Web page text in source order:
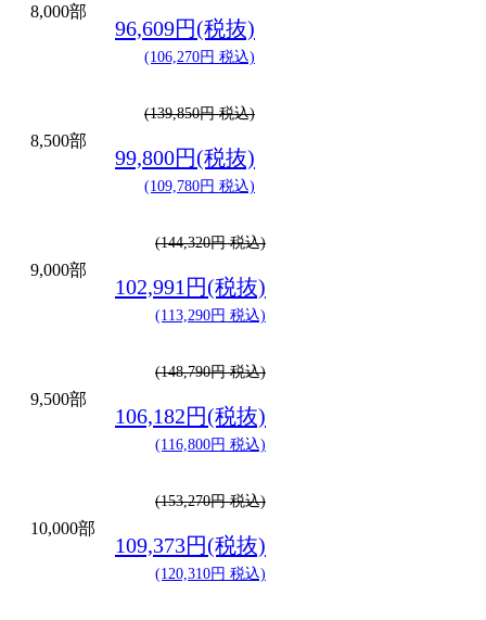
8,000部
96,609円(税抜)
(106,270円 税込)
8,500部
(139,850円 税込)
99,800円(税抜)
(109,780円 税込)
9,000部
(144,320円 税込)
102,991円(税抜)
(113,290円 税込)
9,500部
(148,790円 税込)
106,182円(税抜)
(116,800円 税込)
10,000部
(153,270円 税込)
109,373円(税抜)
(120,310円 税込)